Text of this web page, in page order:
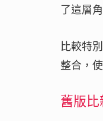
了這層
比較特
整合，
舊版